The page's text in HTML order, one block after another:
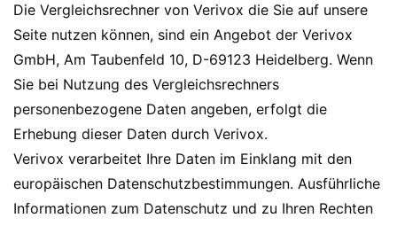
Die Vergleichsrechner von Verivox die Sie auf unsere
Seite nutzen können, sind ein Angebot der Verivox
GmbH, Am Taubenfeld 10, D-69123 Heidelberg. Wenn
Sie bei Nutzung des Vergleichsrechners
personenbezogene Daten angeben, erfolgt die
Erhebung dieser Daten durch Verivox.
Verivox verarbeitet Ihre Daten im Einklang mit den
europäischen Datenschutzbestimmungen. Ausführliche
Informationen zum Datenschutz und zu Ihren Rechten